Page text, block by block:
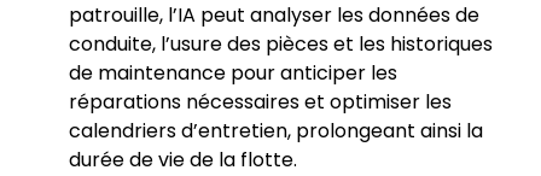
patrouille, l’IA peut analyser les données de
conduite, l’usure des pièces et les historiques
de maintenance pour anticiper les
réparations nécessaires et optimiser les
calendriers d’entretien, prolongeant ainsi la
durée de vie de la flotte.